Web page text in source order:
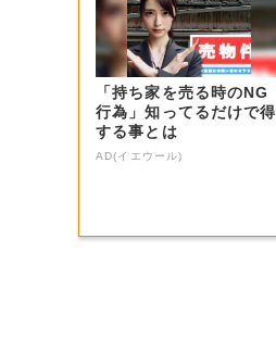
「持ち家を売る時のNG
行為」知ってるだけで得
する事とは
AD(イエウール)